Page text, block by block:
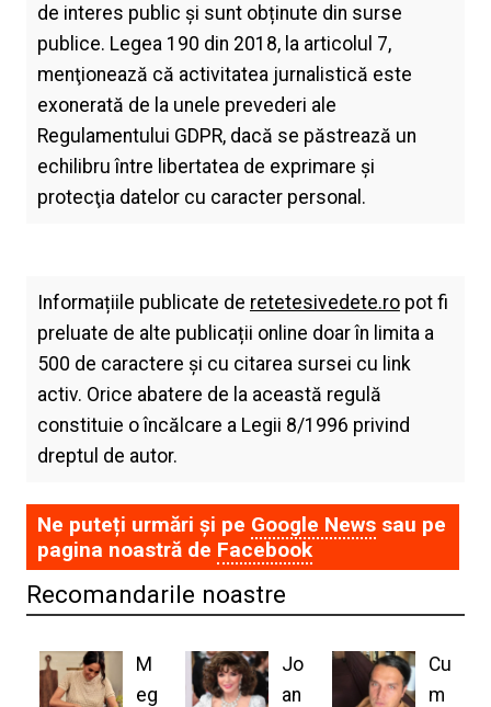
de interes public și sunt obținute din surse
publice. Legea 190 din 2018, la articolul 7,
menţionează că activitatea jurnalistică este
exonerată de la unele prevederi ale
Regulamentului GDPR, dacă se păstrează un
echilibru între libertatea de exprimare şi
protecţia datelor cu caracter personal.
Informațiile publicate de retetesivedete.ropot fi
preluate de alte publicații online doar în limita a
500 de caractere și cu citarea sursei cu link
activ. Orice abatere de la această regulă
constituie o încălcare a Legii 8/1996 privind
dreptul de autor.
Ne puteți urmări și pe Google Newssau pe
pagina noastră de Facebook
Recomandarile noastre
M
eg
Jo
an
Cu
m